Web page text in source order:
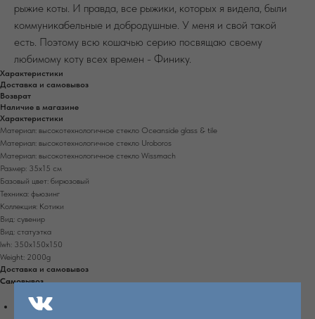
рыжие коты. И правда, все рыжики, которых я видела, были
коммуникабельные и добродушные. У меня и свой такой
есть. Поэтому всю кошачью серию посвящаю своему
любимому коту всех времен - Финику.
Характеристики
Доставка и самовывоз
Возврат
Наличие в магазине
Характеристики
Материал: высокотехнологичное стекло Oceanside glass & tile
Материал: высокотехнологичное стекло Uroboros
Материал: высокотехнологичное стекло Wissmach
Размер: 35х15 см
Базовый цвет: бирюзовый
Техника: фьюзинг
Коллекция: Котики
Вид: сувенир
Вид: статуэтка
lwh: 350x150x150
Weight: 2000g
Доставка и самовывоз
Самовывоз
Самовывоз доступен из магазина в г. Екатеринбург, ул. Энгельса, д. 15, вход со